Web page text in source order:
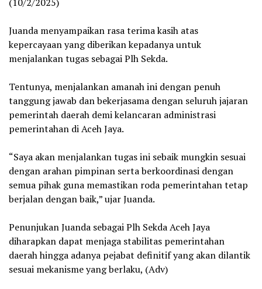
‎Juanda menyampaikan rasa terima kasih atas
kepercayaan yang diberikan kepadanya untuk
menjalankan tugas sebagai Plh Sekda.
‎Tentunya, menjalankan amanah ini dengan penuh
tanggung jawab dan bekerjasama dengan seluruh jajaran
pemerintah daerah demi kelancaran administrasi
pemerintahan di Aceh Jaya.
‎“Saya akan menjalankan tugas ini sebaik mungkin sesuai
dengan arahan pimpinan serta berkoordinasi dengan
semua pihak guna memastikan roda pemerintahan tetap
berjalan dengan baik,” ujar Juanda.
‎Penunjukan Juanda sebagai Plh Sekda Aceh Jaya
diharapkan dapat menjaga stabilitas pemerintahan
daerah hingga adanya pejabat definitif yang akan dilantik
sesuai mekanisme yang berlaku, (Adv)